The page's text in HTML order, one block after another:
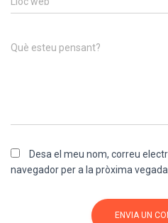
Què esteu pensant?
Desa el meu nom, correu
navegador per a la pròxima